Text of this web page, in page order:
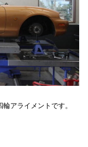
アライメントです。